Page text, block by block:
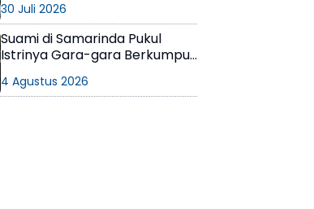
30 Juli 2026
Suami di Samarinda Pukul
Istrinya Gara-gara Berkumpul
4 Agustus 2026